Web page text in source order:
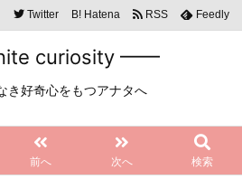
curiosity ━━
き好奇心をもつアナタへ
前へ 次へ 検索
Twitter B! Hatena RSS Feedly